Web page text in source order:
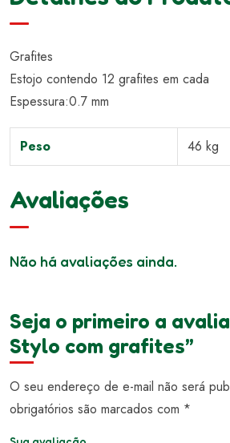
Grafites
Estojo contendo 12 grafites em cada
Espessura:0.7 mm
Peso 46 kg
Avaliações
Não há avaliações ainda.
Seja o primeiro a
Stylo com grafites”
O seu endereço de e-mail não será
obrigatórios são marcados com *